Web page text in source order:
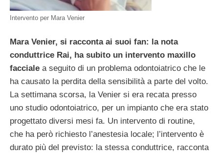
Intervento per Mara Venier
Mara Venier, si racconta ai suoi fan: la nota
conduttrice Rai, ha subito un intervento maxillo
facciale a seguito di un problema odontoiatrico che le
ha causato la perdita della sensibilità a parte del volto.
La settimana scorsa, la Venier si era recata presso
uno studio odontoiatrico, per un impianto che era stato
progettato diversi mesi fa. Un intervento di routine,
che ha però richiesto l’anestesia locale; l’intervento è
durato più del previsto: la stessa conduttrice, racconta